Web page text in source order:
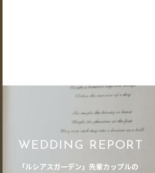
WEDDING REPORT
「ルシアスガーデン」先輩カップルの